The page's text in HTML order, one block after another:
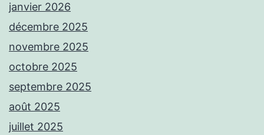
janvier 2026
décembre 2025
novembre 2025
octobre 2025
septembre 2025
août 2025
juillet 2025